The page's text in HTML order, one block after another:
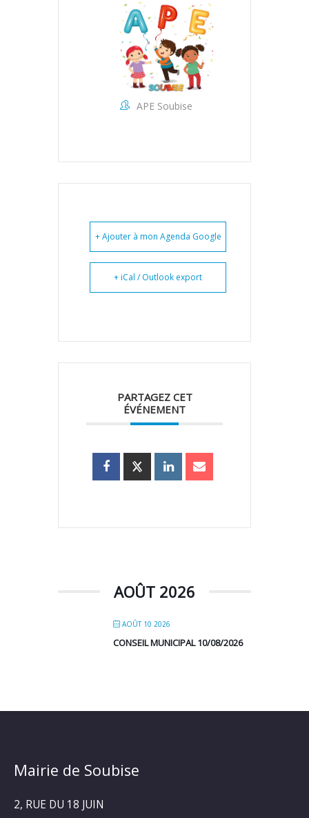
APE Soubise
+ Ajouter à mon Agenda Google
+ iCal / Outlook export
PARTAGEZ CET
ÉVÉNEMENT
AOÛT 2026
AOÛT 10 2026
CONSEIL MUNICIPAL 10/08/2026
Mairie de Soubise
2, RUE DU 18 JUIN